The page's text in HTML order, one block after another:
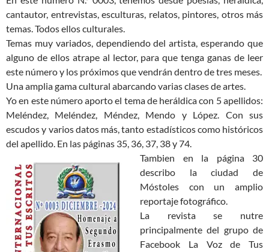
cantautor, entrevistas, esculturas, relatos, pintores, otros más
temas. Todos ellos culturales.
Temas muy variados, dependiendo del artista, esperando que
alguno de ellos atrape al lector, para que tenga ganas de leer
este número y los próximos que vendrán dentro de tres meses.
Una amplia gama cultural abarcando varias clases de artes.
Yo en este número aporto el tema de heráldica con 5 apellidos:
Meléndez, Meléndez, Méndez, Mendo y López. Con sus
escudos y varios datos más, tanto estadísticos como históricos
del apellido. En las páginas 35, 36, 37, 38 y 74.
Tambien en la página 30
describo la ciudad de
Móstoles con un amplio
reportaje fotográfico.
La revista se nutre
principalmente del grupo de
Facebook La Voz de Tus